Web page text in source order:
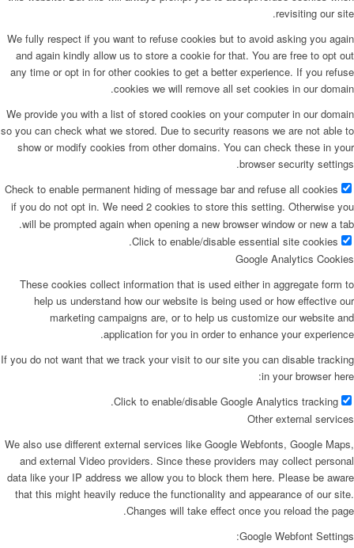
revisiting our site.
We fully respect if you want to refuse cookies but to avoid asking you again
and again kindly allow us to store a cookie for that. You are free to opt out
any time or opt in for other cookies to get a better experience. If you refuse
cookies we will remove all set cookies in our domain.
We provide you with a list of stored cookies on your computer in our domain
so you can check what we stored. Due to security reasons we are not able to
show or modify cookies from other domains. You can check these in your
browser security settings.
Check to enable permanent hiding of message bar and refuse all cookies
if you do not opt in. We need 2 cookies to store this setting. Otherwise you
will be prompted again when opening a new browser window or new a tab.
Click to enable/disable essential site cookies.
Google Analytics Cookies
These cookies collect information that is used either in aggregate form to
help us understand how our website is being used or how effective our
marketing campaigns are, or to help us customize our website and
application for you in order to enhance your experience.
If you do not want that we track your visit to our site you can disable tracking
in your browser here:
Click to enable/disable Google Analytics tracking.
Other external services
We also use different external services like Google Webfonts, Google Maps,
and external Video providers. Since these providers may collect personal
data like your IP address we allow you to block them here. Please be aware
that this might heavily reduce the functionality and appearance of our site.
Changes will take effect once you reload the page.
Google Webfont Settings: